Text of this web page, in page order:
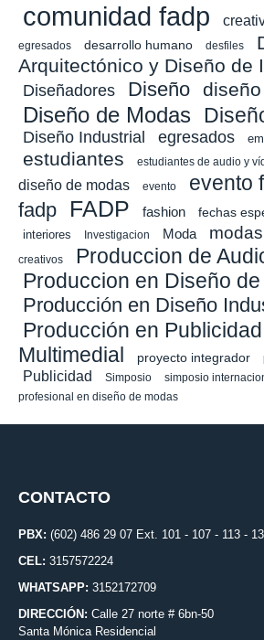
comunidad fadp
egresados
desarrollo humano desfiles
Arquitectónico y Diseño de
Diseñadores Diseño
Diseño de Modas
Diseño Industrial egresados
estudiantes estudiantes de audio y
diseño de modas
evento evento
fadp
FADP fashion fechas
interiores Investigacion Moda modas
creativos Produccion de
Produccion en Diseño
Producción en Diseño
Producción en Publicidad
Multimedial
proyecto integrador
Publicidad Simposio simposio
profesional en diseño de modas
CONTACTO
PBX: (602) 486 29 07 Ext. 101 - 107 - 113 -
CEL: 3157572224
WHATSAPP: 3152172709
DIRECCIÓN: Calle 27 norte # 6bn-50
Santa Mónica Residencial